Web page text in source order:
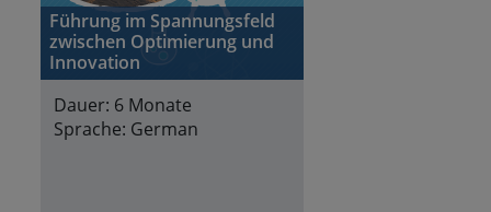
Führung im Spannungsfeld
zwischen Optimierung und
Innovation
Dauer: 6 Monate
Sprache: German